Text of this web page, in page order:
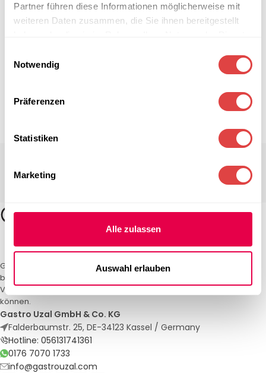
Partner führen diese Informationen möglicherweise mit
weiteren Daten zusammen, die Sie ihnen bereitgestellt
Notwendig
Präferenzen
Statistiken
Marketing
Alle zulassen
Auswahl erlauben
Gastro Uzal – Ihr Spezialist für Gastronomiemöbel und -textilien. Wir
bieten maßgeschneiderte Lösungen für Restaurants, Hotels und
Veranstaltungen. Qualität und Service, auf die Sie sich verlassen
können.
Gastro Uzal GmbH & Co. KG
Falderbaumstr. 25, DE-34123 Kassel / Germany
Hotline: 056131741361
0176 7070 1733
info@gastrouzal.com